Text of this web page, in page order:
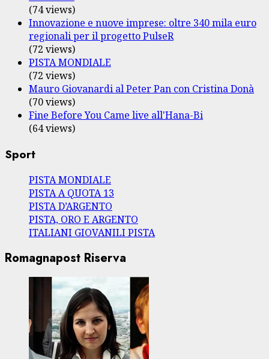
(74 views)
Innovazione e nuove imprese: oltre 340 mila euro
regionali per il progetto PulseR
(72 views)
PISTA MONDIALE
(72 views)
Mauro Giovanardi al Peter Pan con Cristina Donà
(70 views)
Fine Before You Came live all'Hana-Bi
(64 views)
Sport
PISTA MONDIALE
PISTA A QUOTA 13
PISTA D’ARGENTO
PISTA, ORO E ARGENTO
ITALIANI GIOVANILI PISTA
Romagnapost Riserva